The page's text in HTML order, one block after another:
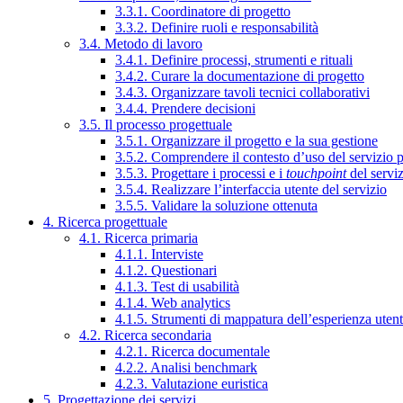
3.3.1. Coordinatore di progetto
3.3.2. Definire ruoli e responsabilità
3.4. Metodo di lavoro
3.4.1. Definire processi, strumenti e rituali
3.4.2. Curare la documentazione di progetto
3.4.3. Organizzare tavoli tecnici collaborativi
3.4.4. Prendere decisioni
3.5. Il processo progettuale
3.5.1. Organizzare il progetto e la sua gestione
3.5.2. Comprendere il contesto d’uso del servizio
3.5.3. Progettare i processi e i touchpointdel
3.5.4. Realizzare l’interfaccia utente del servizio
3.5.5. Validare la soluzione ottenuta
4. Ricerca progettuale
4.1. Ricerca primaria
4.1.1. Interviste
4.1.2. Questionari
4.1.3. Test di usabilità
4.1.4. Web analytics
4.1.5. Strumenti di mappatura dell’esperienza
4.2. Ricerca secondaria
4.2.1. Ricerca documentale
4.2.2. Analisi benchmark
4.2.3. Valutazione euristica
5. Progettazione dei servizi